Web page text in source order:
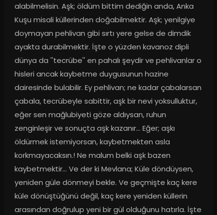
alabilmelisin. Aşk; öldüm bittim dediğin anda, Anka
Kuşu misali küllerinden doğabilmektir. Aşk; yenilgiye
doymayan pehlivan gibi sırtı yere gelse de dimdik
ayakta durabilmektir. İşte o yüzden kavanoz dipli
dünya da ''tecrübe'' en pahalı şeydir ve pehlivanlar o
hisleri ancak kaybetme duygusunun hazine
dairesinde bulabilir. Ey pehlivan; ne kadar çabalarsan
çabala, tecrübeyle sabittir, aşk bir nevi yoksulluktur,
eğer sen mağlubiyeti göze aldıysan, ruhun
zenginleşir ve sonuçta aşk kazanır... Eğer; aşkı
öldürmek istemiyorsan, kaybetmekten asla
korkmayacaksın.! Ne malum belki aşk bazen
kaybetmektir... Ve der ki Mevlana; Küle döndüysen,
yeniden güle dönmeyi bekle. Ve geçmişte kaç kere
küle dönüştüğünü değil, kaç kere yeniden küllerin
arasından doğrulup yeni bir gül olduğunu hatırla. İşte